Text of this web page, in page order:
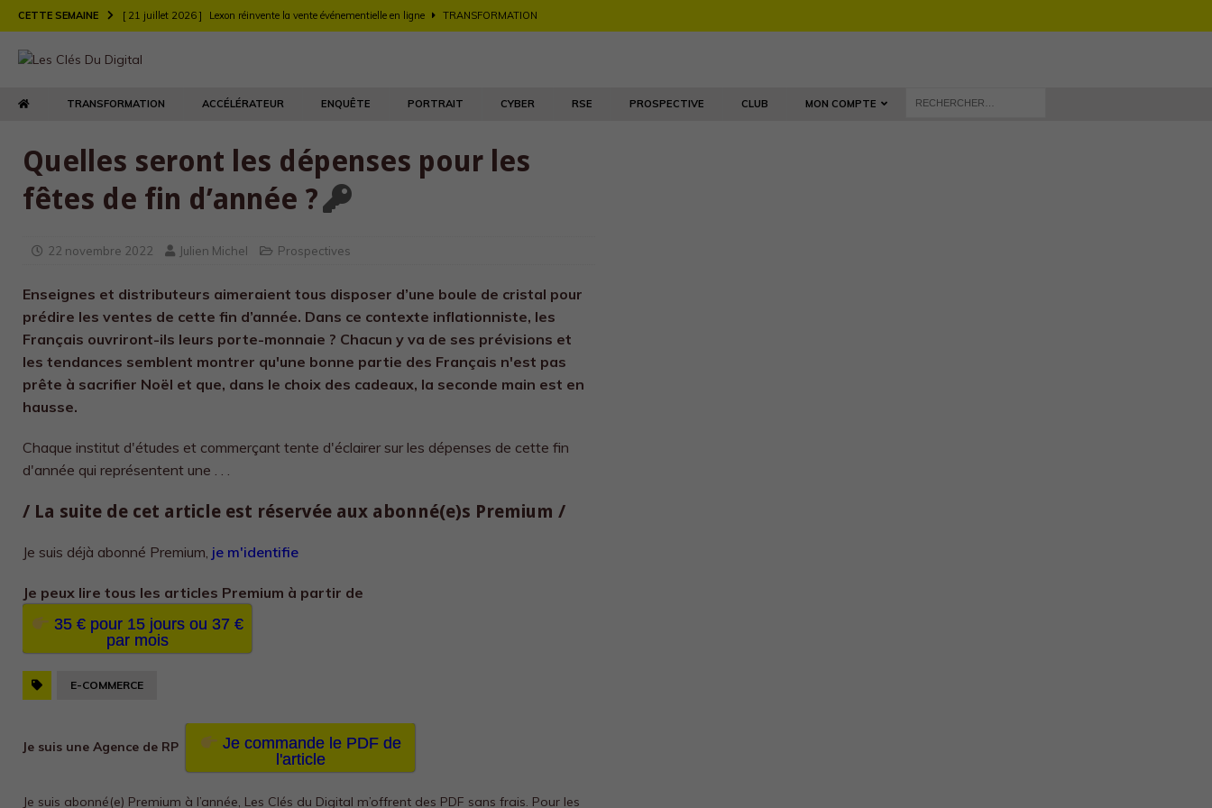
CETTE SEMAINE [ 21 juillet 2026 ] Lexon réinvente la vente événementielle en ligne TRANSFORMATION
TRANSFORMATION
[ 21 juillet 2026 ] Le retour produit : un enjeu de relation client PROSPECTIVES
[ 21 juillet 2026 ] Agents d’IA : l’Autorité de la concurrence tire la sonnette d’alarme sur un marché déjà verrouillé
TRANSFORMATION ACCÉLÉRATEUR ENQUÊTE PORTRAIT CYBER RSE PROSPECTIVE CLUB MON COMPTE
Quelles seront les dépenses pour les
fêtes de fin d’année ?
22 novembre 2022 Julien Michel Prospectives
Enseignes et distributeurs aimeraient tous disposer d’une boule de cristal pour
prédire les ventes de cette fin d’année. Dans ce contexte inflationniste, les
Français ouvriront-ils leurs porte-monnaie ? Chacun y va de ses prévisions et
les tendances semblent montrer qu'une bonne partie des Français n'est pas
prête à sacrifier Noël et que, dans le choix des cadeaux, la seconde main est en
hausse.
Chaque institut d'études et commerçant tente d'éclairer sur les dépenses de cette fin
d'année qui représentent une . . .
/ La suite de cet article est réservée aux abonné(e)s Premium /
Je suis déjà abonné Premium, je m'identifie
Je peux lire tous les articles Premium à partir de
35 € pour 15 jours ou 37 €
par mois
E-COMMERCE
Je suis une Agence de RP
Je commande le PDF de
l'article
Je suis abonné(e) Premium à l’année, Les Clés du Digital m’offrent des PDF sans frais. Pour les